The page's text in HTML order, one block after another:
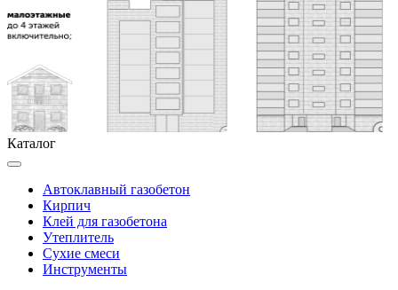
Каталог
Автоклавный газобетон
Кирпич
Клей для газобетона
Утеплитель
Сухие смеси
Инструменты